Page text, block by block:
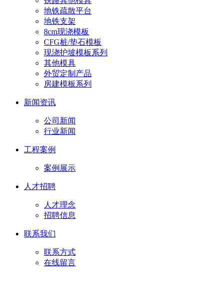
地铁疏散平台
地铁支架
8cm现浇模板
CFG桩/垫石模板
现浇护坡模板系列
其他模具
外贸定制产品
房建模板系列
新闻资讯
公司新闻
行业新闻
工程案例
案例展示
人才招聘
人才理念
招聘信息
联系我们
联系方式
在线留言